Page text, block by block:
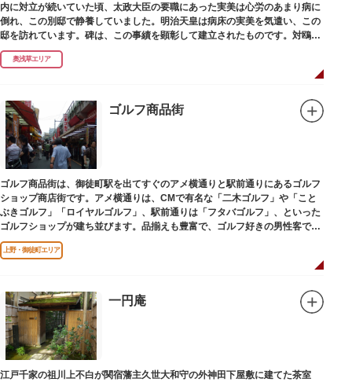
内に対立が続いていた頃、太政大臣の要職にあった実美は心労のあまり病に
倒れ、この別邸で静養していました。明治天皇は病床の実美を気遣い、この
邸を訪れています。碑は、この事績を顕彰して建立されたものです。対鴎荘
は、多摩市連光寺に移築されました。
奥浅草エリア
ゴルフ商品街
ゴルフ商品街は、御徒町駅を出てすぐのアメ横通りと駅前通りにあるゴルフ
ショップ商店街です。アメ横通りは、CMで有名な「二木ゴルフ」や「こと
ぶきゴルフ」「ロイヤルゴルフ」、駅前通りは「フタバゴルフ」、といった
ゴルフショップが建ち並びます。品揃えも豊富で、ゴルフ好きの男性客で賑
わっています。
上野・御徒町エリア
一円庵
江戸千家の祖川上不白が関宿藩主久世大和守の外神田下屋敷に建てた茶室